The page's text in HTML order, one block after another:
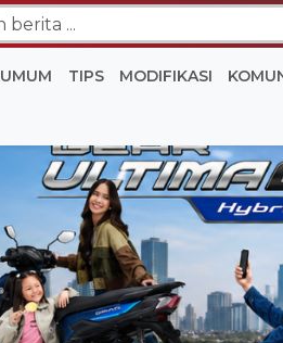
UMUM TIPS MODIFIKASI